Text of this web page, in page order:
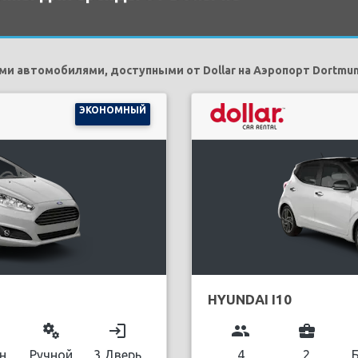
автомобилями, доступными от Dollar на Аэропорт
ЭКОНОМНЫЙ
miscellaneous_services
Ручной
login
3 Дверь
HYUNDAI I10
group
4
business_center
2